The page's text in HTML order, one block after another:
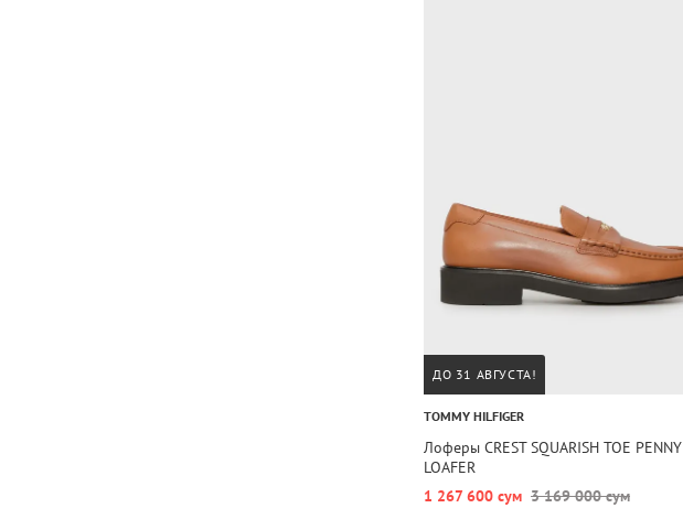
ДО 31 АВГУСТА!
TOMMY HILFIGER
Лоферы CREST SQUARISH TOE PENNY
LOAFER
1 267 600 сум 3 169 000 сум